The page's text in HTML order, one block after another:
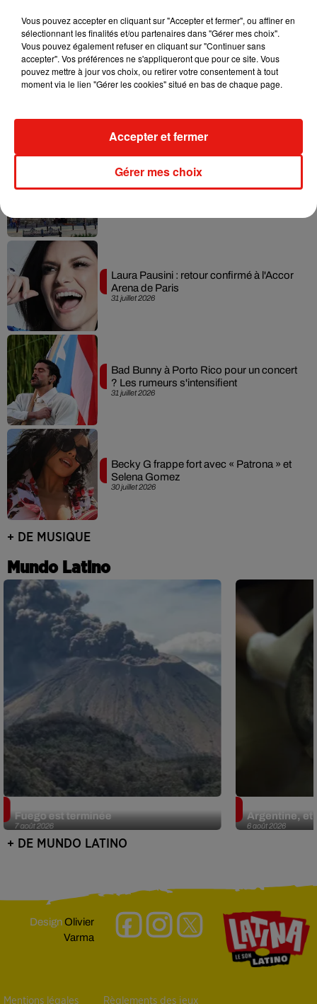
Benny Blanco invite Selena Gomez et
Escapade à Guadalajara
31 juillet 2026
Laura Pausini : retour confirmé à l'Accor
Arena de Paris
31 juillet 2026
Bad Bunny à Porto Rico pour un concert
? Les rumeurs s'intensifient
30 juillet 2026
Becky G frappe fort avec « Patrona » et
Selena Gomez
+ DE MUSIQUE
Mundo Latino
7 août 2026
Fuego est terminée
6 août 2026
Argentine, et
+ DE MUNDO LATINO
DesignOlivier
Varma
Mentions légales Règlements des jeux
Vous pouvez accepter en cliquant sur "Accepter et fermer", ou affiner en
sélectionnant les finalités et/ou partenaires dans "Gérer mes choix".
Vous pouvez également refuser en cliquant sur "Continuer sans
accepter". Vos préférences ne s'appliqueront que pour ce site. Vous
pouvez mettre à jour vos choix, ou retirer votre consentement à tout
moment via le lien "Gérer les cookies" situé en bas de chaque page.
Gérer mes choix
Accepter et fermer